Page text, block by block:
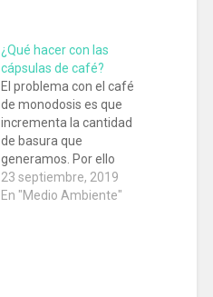
¿Qué hacer con las
cápsulas de café?
El problema con el café
de monodosis es que
incrementa la cantidad
de basura que
generamos. Por ello
aquí te diremos qué
hacer con las cápsulas
23 septiembre, 2019
En "Medio Ambiente"